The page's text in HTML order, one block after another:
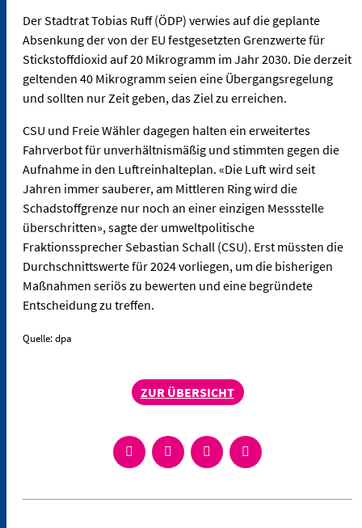
Der Stadtrat Tobias Ruff (ÖDP) verwies auf die geplante
Absenkung der von der EU festgesetzten Grenzwerte für
Stickstoffdioxid auf 20 Mikrogramm im Jahr 2030. Die derzeit
geltenden 40 Mikrogramm seien eine Übergangsregelung
und sollten nur Zeit geben, das Ziel zu erreichen.
CSU und Freie Wähler dagegen halten ein erweitertes
Fahrverbot für unverhältnismäßig und stimmten gegen die
Aufnahme in den Luftreinhalteplan. «Die Luft wird seit
Jahren immer sauberer, am Mittleren Ring wird die
Schadstoffgrenze nur noch an einer einzigen Messstelle
überschritten», sagte der umweltpolitische
Fraktionssprecher Sebastian Schall (CSU). Erst müssten die
Durchschnittswerte für 2024 vorliegen, um die bisherigen
Maßnahmen seriös zu bewerten und eine begründete
Entscheidung zu treffen.
Quelle: dpa
ZUR ÜBERSICHT